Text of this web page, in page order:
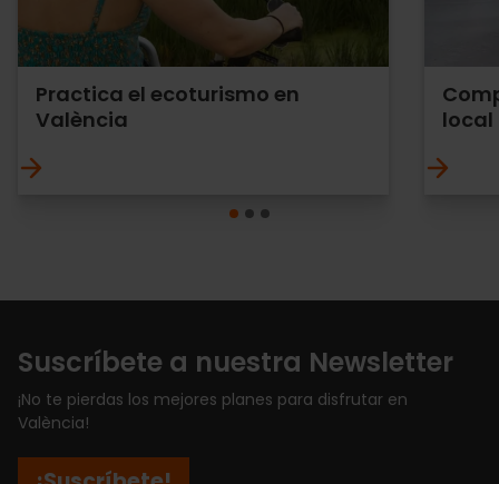
Practica el ecoturismo en
València
local
Suscríbete a nuestra Newsletter
¡No te pierdas los mejores planes para disfrutar en
València!